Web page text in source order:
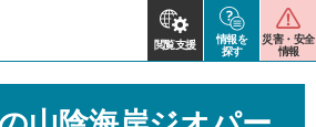
閲覧支援
情報を
探す
災害・安全
情報